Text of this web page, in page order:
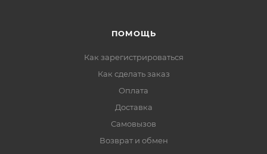
ПОМОЩЬ
Как зарегистрироваться
Как сделать заказ
Оплата
Доставка
Самовызов
Возврат и обмен